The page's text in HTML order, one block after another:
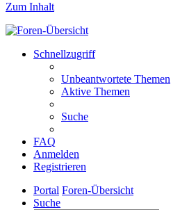
Zum Inhalt
Schnellzugriff
Unbeantwortete Themen
Aktive Themen
Suche
FAQ
Anmelden
Registrieren
Portal Foren-Übersicht
Suche